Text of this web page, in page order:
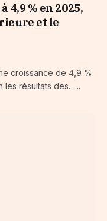
4,9 % en 2025,
et le
croissance de 4,9 %
les résultats des…...